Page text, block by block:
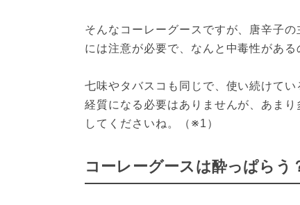
そんなコーレーグースですが、唐辛子
には注意が必要で、なんと中毒性がある
七味やタバスコも同じで、使い続けて
経質になる必要はありませんが、あま
してくださいね。（※1）
コーレーグースは酔っぱらう